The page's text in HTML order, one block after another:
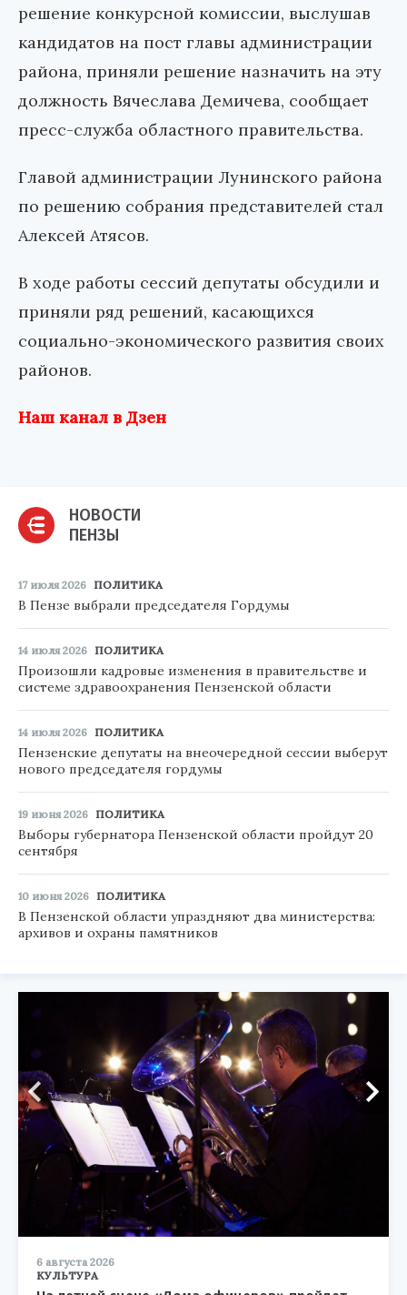
решение конкурсной комиссии, выслушав
кандидатов на пост главы администрации
района, приняли решение назначить на эту
должность Вячеслава Демичева, сообщает
пресс-служба областного правительства.
Главой администрации Лунинского района
по решению собрания представителей стал
Алексей Атясов.
В ходе работы сессий депутаты обсудили и
приняли ряд решений, касающихся
социально-экономического развития своих
районов.
Наш канал в Дзен
НОВОСТИ
ПЕНЗЫ
17 июля 2026 ПОЛИТИКА
В Пензе выбрали председателя Гордумы
14 июля 2026 ПОЛИТИКА
Произошли кадровые изменения в правительстве и
системе здравоохранения Пензенской области
14 июля 2026 ПОЛИТИКА
Пензенские депутаты на внеочередной сессии выберут
нового председателя гордумы
19 июня 2026 ПОЛИТИКА
Выборы губернатора Пензенской области пройдут 20
сентября
10 июня 2026 ПОЛИТИКА
В Пензенской области упраздняют два министерства:
архивов и охраны памятников
6 августа 2026
КУЛЬТУРА